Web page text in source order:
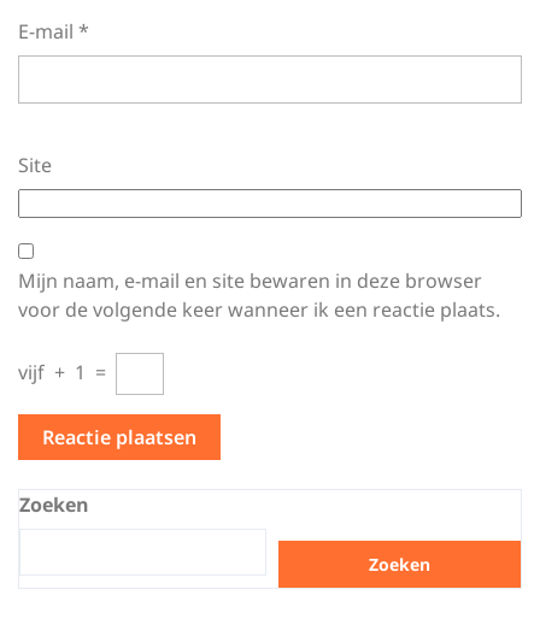
E-mail *
Site
Mijn naam, e-mail en site bewaren in deze browser
voor de volgende keer wanneer ik een reactie plaats.
vijf + 1 =
Zoeken
Zoeken